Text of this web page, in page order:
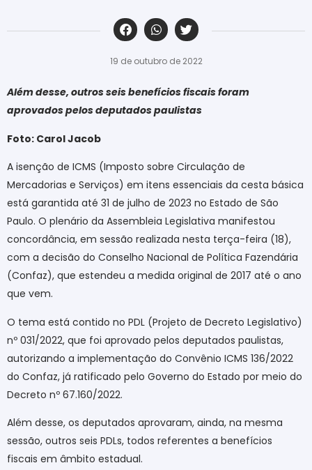
‎ ‎ ‎ ‎ ‎ ‎ ‎ ‎ ‎ ‎ ‎ ‎ ‎ ‎ ‎ ‎ ‎ ‎ ‎ ‎ ‎ ‎ ‎ ‎ ‎ ‎ ‎ ‎ ‎ ‎ ‎
19 de outubro de 2022
Além desse, outros seis benefícios fiscais foram
aprovados pelos deputados paulistas
Foto: Carol Jacob
A isenção de ICMS (Imposto sobre Circulação de
Mercadorias e Serviços) em itens essenciais da cesta básica
está garantida até 31 de julho de 2023 no Estado de São
Paulo. O plenário da Assembleia Legislativa manifestou
concordância, em sessão realizada nesta terça-feira (18),
com a decisão do Conselho Nacional de Política Fazendária
(Confaz), que estendeu a medida original de 2017 até o ano
que vem.
O tema está contido no PDL (Projeto de Decreto Legislativo)
nº 031/2022, que foi aprovado pelos deputados paulistas,
autorizando a implementação do Convênio ICMS 136/2022
do Confaz, já ratificado pelo Governo do Estado por meio do
Decreto nº 67.160/2022.
Além desse, os deputados aprovaram, ainda, na mesma
sessão, outros seis PDLs, todos referentes a benefícios
fiscais em âmbito estadual.